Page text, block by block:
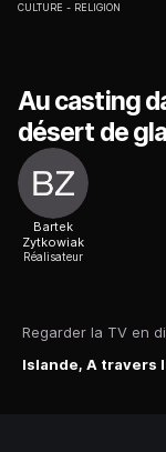
Regarder la TV en
Islande, A travers
CULTURE RELIGION
Au casting
désert de
Bartek
Zytkowiak
Réalisateur